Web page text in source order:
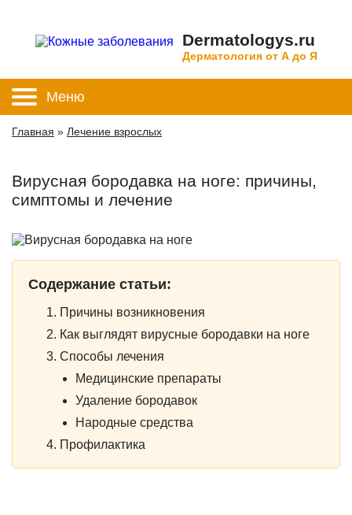
Dermatologys.ru
Дерматология от А до Я
Меню
Главная » Лечение взрослых
Вирусная бородавка на ноге: причины,
симптомы и лечение
Содержание статьи:
Причины возникновения
Как выглядят вирусные бородавки на ноге
Способы лечения
Медицинские препараты
Удаление бородавок
Народные средства
Профилактика